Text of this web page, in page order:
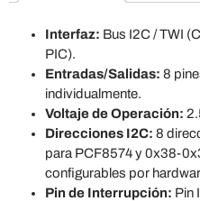
Interfaz: Bus I2C / TWI
PIC).
Entradas/Salidas: 8
individualmente.
Voltaje de Operación:
Direcciones I2C: 8
para PCF8574 y 0x38-
configurables por
Pin de Interrupción: Pin